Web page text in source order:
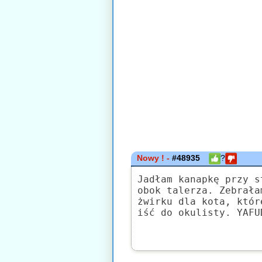
Nowy ! -#48935 ?
Jadłam kanapkę przy
obok talerza.
żwirku dla kota,
iść do okulisty.